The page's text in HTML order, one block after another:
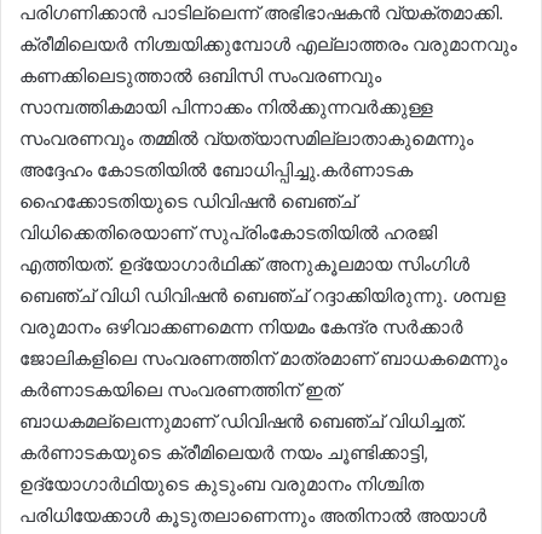
പരിഗണിക്കാൻ പാടില്ലെന്ന് അഭിഭാഷകൻ വ്യക്തമാക്കി.
ക്രീമിലെയർ നിശ്ചയിക്കുമ്പോൾ എല്ലാത്തരം വരുമാനവും
കണക്കിലെടുത്താൽ ഒബിസി സംവരണവും
സാമ്പത്തികമായി പിന്നാക്കം നിൽക്കുന്നവർക്കുള്ള
സംവരണവും തമ്മിൽ വ്യത്യാസമില്ലാതാകുമെന്നും
അദ്ദേഹം കോടതിയിൽ ബോധിപ്പിച്ചു.കർണാടക
ഹൈക്കോടതിയുടെ ഡിവിഷൻ ബെഞ്ച്
വിധിക്കെതിരെയാണ് സുപ്രിംകോടതിയിൽ ഹരജി
എത്തിയത്. ഉദ്യോഗാർഥിക്ക് അനുകൂലമായ സിംഗിൾ
ബെഞ്ച് വിധി ഡിവിഷൻ ബെഞ്ച് റദ്ദാക്കിയിരുന്നു. ശമ്പള
വരുമാനം ഒഴിവാക്കണമെന്ന നിയമം കേന്ദ്ര സർക്കാർ
ജോലികളിലെ സംവരണത്തിന് മാത്രമാണ് ബാധകമെന്നും
കർണാടകയിലെ സംവരണത്തിന് ഇത്
ബാധകമല്ലെന്നുമാണ് ഡിവിഷൻ ബെഞ്ച് വിധിച്ചത്.
കർണാടകയുടെ ക്രീമിലെയർ നയം ചൂണ്ടിക്കാട്ടി,
ഉദ്യോഗാർഥിയുടെ കുടുംബ വരുമാനം നിശ്ചിത
പരിധിയേക്കാൾ കൂടുതലാണെന്നും അതിനാൽ അയാൾ